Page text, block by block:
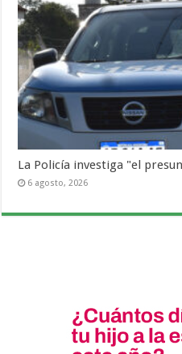
La Policía investiga "el
6 agosto, 2026